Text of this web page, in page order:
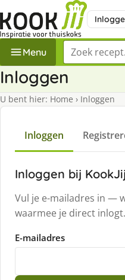
Menu Zoek een
Inloggen
U bent hier: Home › Inloggen
Inloggen
Inloggen bij KookJij
Vul je e-mailadres in —
waarmee je direct
E-mailadres